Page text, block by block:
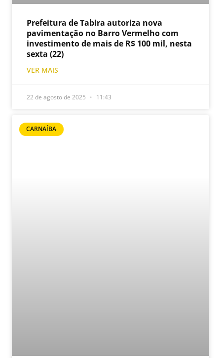
Prefeitura de Tabira autoriza nova
pavimentação no Barro Vermelho com
investimento de mais de R$ 100 mil, nesta
sexta (22)
VER MAIS
22 de agosto de 2025 11:43
CARNAÍBA